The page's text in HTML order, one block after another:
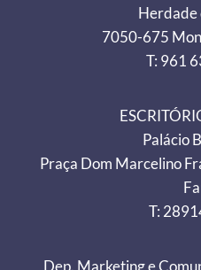
Herdade
7050-675
T: 961
Palácio
Praça Dom Marcelino
T:
Dep. Marketing e